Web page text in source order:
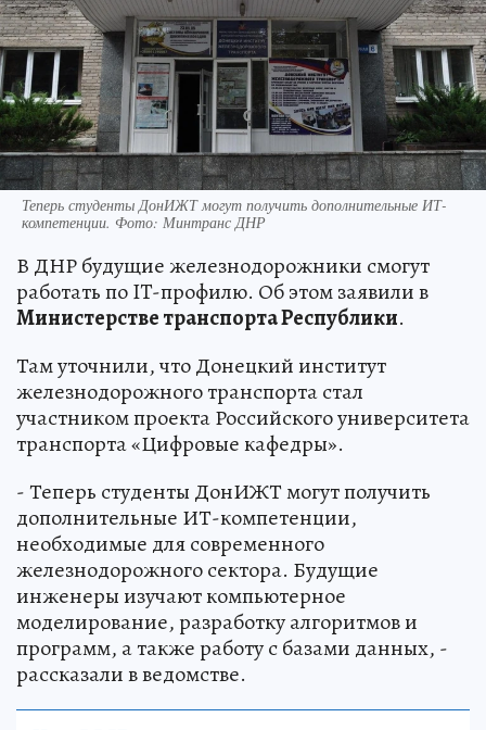
Теперь студенты ДонИЖТ могут получить дополнительные ИТ-
компетенции. Фото: Минтранс ДНР
В ДНР будущие железнодорожники смогут
работать по IT-профилю. Об этом заявили в
Министерстве транспорта Республики.
Там уточнили, что Донецкий институт
железнодорожного транспорта стал
участником проекта Российского университета
транспорта «Цифровые кафедры».
- Теперь студенты ДонИЖТ могут получить
дополнительные ИТ-компетенции,
необходимые для современного
железнодорожного сектора. Будущие
инженеры изучают компьютерное
моделирование, разработку алгоритмов и
программ, а также работу с базами данных, -
рассказали в ведомстве.